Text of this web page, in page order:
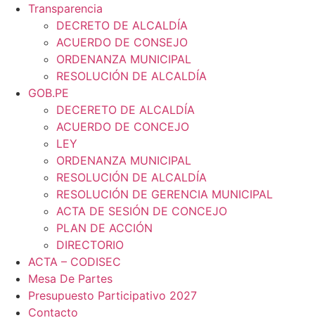
Transparencia
DECRETO DE ALCALDÍA
ACUERDO DE CONSEJO
ORDENANZA MUNICIPAL
RESOLUCIÓN DE ALCALDÍA
GOB.PE
DECERETO DE ALCALDÍA
ACUERDO DE CONCEJO
LEY
ORDENANZA MUNICIPAL
RESOLUCIÓN DE ALCALDÍA
RESOLUCIÓN DE GERENCIA MUNICIPAL
ACTA DE SESIÓN DE CONCEJO
PLAN DE ACCIÓN
DIRECTORIO
ACTA – CODISEC
Mesa De Partes
Presupuesto Participativo 2027
Contacto